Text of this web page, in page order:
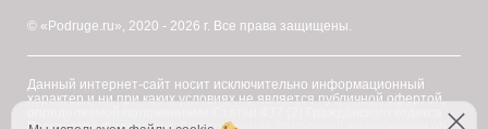
© «Podruge.ru», 2020 - 2026 г. Все права защищены.
Данный интернет-сайт носит исключительно информационный
характер и ни при каких условиях не является публичной офертой,